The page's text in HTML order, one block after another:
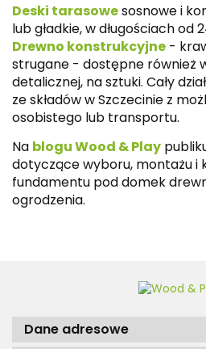
Deski tarasowesosnowe i
lub gładkie, w długościach od
Drewno konstrukcyjne -
strugane - dostępne również
detalicznej, na sztuki. Cały
ze składów w Szczecinie z
osobistego lub transportu.
Na blogu Wood & Play
dotyczące wyboru, montażu i
fundamentu pod domek
ogrodzenia.
Dane adresowe